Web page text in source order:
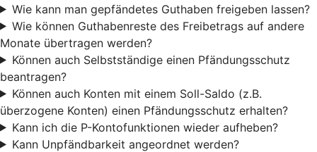
Wie kann man gepfändetes Guthaben freigeben lassen?
Wie können Guthabenreste des Freibetrags auf andere
Monate übertragen werden?
Können auch Selbstständige einen Pfändungsschutz
beantragen?
Können auch Konten mit einem Soll-Saldo (z.B.
überzogene Konten) einen Pfändungsschutz erhalten?
Kann ich die P-Kontofunktionen wieder aufheben?
Kann Unpfändbarkeit angeordnet werden?